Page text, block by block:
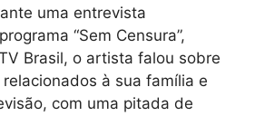
uma entrevista
“Sem Censura”,
Brasil, o artista falou sobre
à sua família e
com uma pitada de